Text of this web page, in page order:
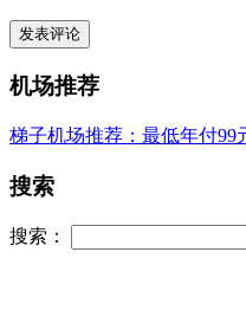
机场推荐
梯子机场推荐：最低年付99
搜索
搜索：